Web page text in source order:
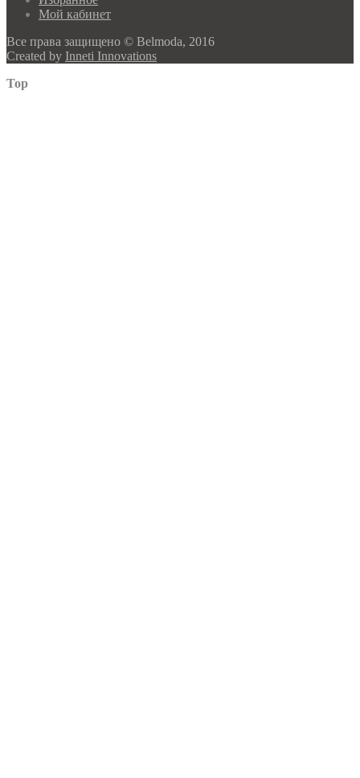
Мой кабинет
Все права защищено © Belmoda, 2016
Created by Inneti Innovations
Top